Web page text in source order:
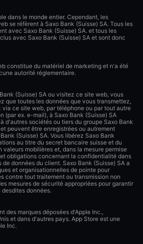
dans le monde entier. Cependant, les
se réfèrent à Saxo Bank (Suisse) SA. Tous les
avec Saxo Bank (Suisse) SA. et tous les
avec Saxo Bank (Suisse) SA et sont donc
constitue du matériel de marketing et n'a été
autorité réglementaire.
(Suisse) SA ou visitez ce site web, vous
que toutes les données que vous transmettez,
ce site web, par téléphone ou par tout autre
(par ex. e-mail), à Saxo Bank (Suisse) SA
d'autres sociétés ou tiers du groupe Saxo Bank
peuvent être enregistrées ou autrement
(Suisse) SA. Vous libérez Saxo Bank
au titre du secret bancaire suisse et du
valeurs mobilières et, dans la mesure permise
obligations concernant la confidentialité dans
données du client. Saxo Bank (Suisse) SA a
et organisationnelles de pointe pour
contre tout traitement ou transmission non
mesures de sécurité appropriées pour garantir
données.
des marques déposées d'Apple Inc.,
et dans d'autres pays. App Store est une
Inc.